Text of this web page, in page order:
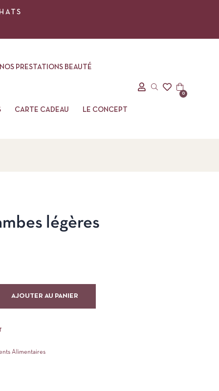
NOS PRESTATIONS BEAUTÉ
CARTE CADEAU LE CONCEPT
0
légères
AJOUTER AU PANIER
Alimentaires